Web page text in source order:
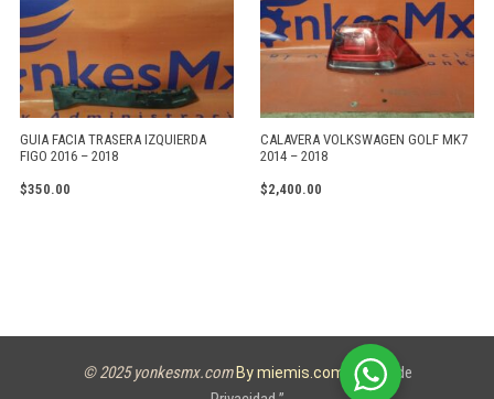
GUIA FACIA TRASERA IZQUIERDA
FIGO 2016 – 2018
$350.00
CALAVERA VOLKSWAGEN GOLF MK7
2014 – 2018
$2,400.00
© 2025 yonkesmx.com By miemis.com
Aviso de